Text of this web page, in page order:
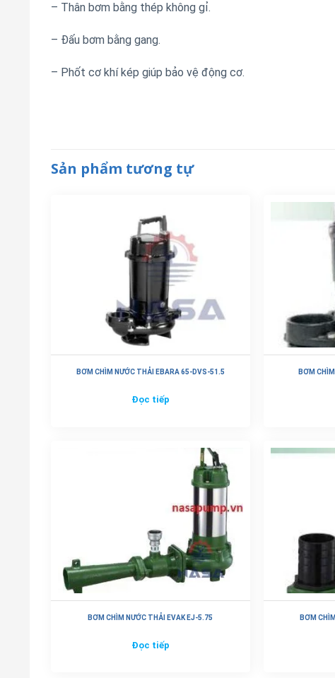
– Thân bơm bằng thép không gỉ.
– Đấu bơm bằng gang.
– Phốt cơ khí kép giúp bảo vệ động cơ.
Sản phẩm tương tự
BƠM CHÌM NƯỚC THẢI EBARA 65-DVS-51.5
Đọc tiếp
BƠM
BƠM CHÌM NƯỚC THẢI EVAK EJ-5.75
Đọc tiếp
BƠM